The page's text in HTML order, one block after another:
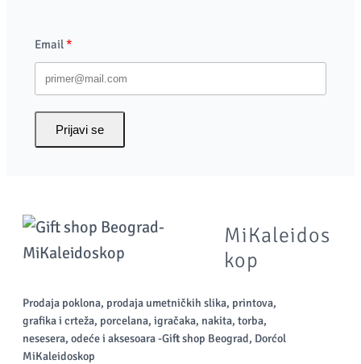
Email
Prijavi se
MiKaleidos
kop
Prodaja poklona, prodaja umetničkih slika, printova,
grafika i crteža, porcelana, igračaka, nakita, torba,
nesesera, odeće i aksesoara -Gift shop Beograd, Dorćol
MiKaleidoskop